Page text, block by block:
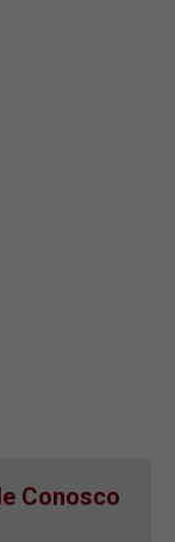
Conosco